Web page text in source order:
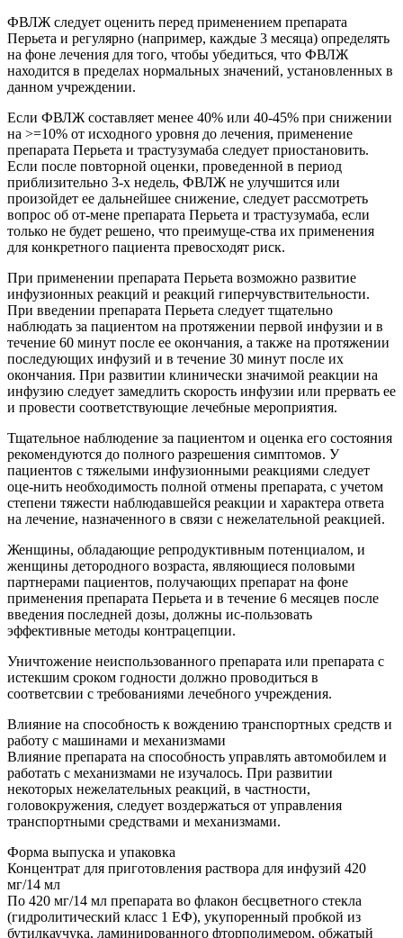
ФВЛЖ следует оценить перед применением препарата
Перьета и регулярно (например, каждые 3 месяца) определять
на фоне лечения для того, чтобы убедиться, что ФВЛЖ
находится в пределах нормальных значений, установленных в
данном учреждении.
Если ФВЛЖ составляет менее 40% или 40-45% при снижении
на >=10% от исходного уровня до лечения, применение
препарата Перьета и трастузумаба следует приостановить.
Если после повторной оценки, проведенной в период
приблизительно 3-х недель, ФВЛЖ не улучшится или
произойдет ее дальнейшее снижение, следует рассмотреть
вопрос об от-мене препарата Перьета и трастузумаба, если
только не будет решено, что преимуще-ства их применения
для конкретного пациента превосходят риск.
При применении препарата Перьета возможно развитие
инфузионных реакций и реакций гиперчувствительности.
При введении препарата Перьета следует тщательно
наблюдать за пациентом на протяжении первой инфузии и в
течение 60 минут после ее окончания, а также на протяжении
последующих инфузий и в течение 30 минут после их
окончания. При развитии клинически значимой реакции на
инфузию следует замедлить скорость инфузии или прервать ее
и провести соответствующие лечебные мероприятия.
Тщательное наблюдение за пациентом и оценка его состояния
рекомендуются до полного разрешения симптомов. У
пациентов с тяжелыми инфузионными реакциями следует
оце-нить необходимость полной отмены препарата, с учетом
степени тяжести наблюдавшейся реакции и характера ответа
на лечение, назначенного в связи с нежелательной реакцией.
Женщины, обладающие репродуктивным потенциалом, и
женщины детородного возраста, являющиеся половыми
партнерами пациентов, получающих препарат на фоне
применения препарата Перьета и в течение 6 месяцев после
введения последней дозы, должны ис-пользовать
эффективные методы контрацепции.
Уничтожение неиспользованного препарата или препарата с
истекшим сроком годности должно проводиться в
соответсвии с требованиями лечебного учреждения.
Влияние на способность к вождению транспортных средств и
работу с машинами и механизмами
Влияние препарата на способность управлять автомобилем и
работать с механизмами не изучалось. При развитии
некоторых нежелательных реакций, в частности,
головокружения, следует воздержаться от управления
транспортными средствами и механизмами.
Форма выпуска и упаковка
Концентрат для приготовления раствора для инфузий 420
мг/14 мл
По 420 мг/14 мл препарата во флакон бесцветного стекла
(гидролитический класс 1 ЕФ), укупоренный пробкой из
бутилкаучука, ламинированного фторполимером, обжатый